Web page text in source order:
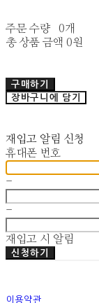
주문 수량
0개
총 상품 금액 0원
구매하기
장바구니에 담기
재입고 알림 신청
휴대폰 번호
-
-
재입고 시 알림
신청하기
이용약관